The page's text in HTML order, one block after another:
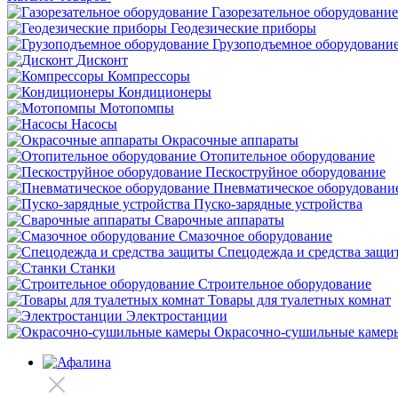
Газорезательное оборудование
Геодезические приборы
Грузоподъемное
Дисконт
Компрессоры
Кондиционеры
Мотопомпы
Насосы
Окрасочные аппараты
Отопительное оборудование
Пескоструйное оборудование
Пневматическое
Пуско-зарядные устройства
Сварочные аппараты
Смазочное оборудование
Спецодежда и средства
Станки
Строительное оборудование
Товары для туалетных комнат
Электростанции
Окрасочно-сушильные